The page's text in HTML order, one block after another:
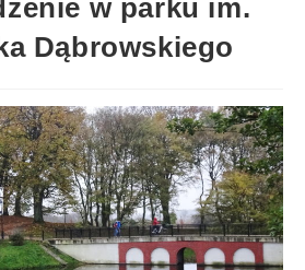
w parku im.
Dąbrowskiego